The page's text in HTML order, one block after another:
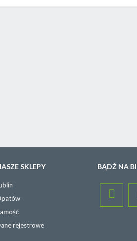
SKLEPY
rejestrowe
BĄDŹ NA